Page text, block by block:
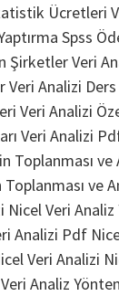
Ücretleri
Spss
ŞirketlerVeri
Veri Analizi
Veri Analizi
Veri Analizi
Toplanması ve
Toplanması ve
Nicel Veri
Analizi Pdf
Veri Analizi
Analiz